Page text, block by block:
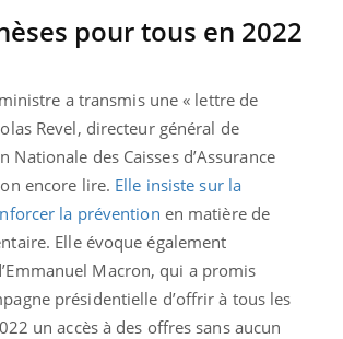
pour tous en 2022
a transmis une « lettre de
Revel, directeur général de
Nationale des Caisses d’Assurance
encore lire. Elle insiste sur la
la prévention en matière de
Elle évoque également
Macron, qui a promis
présidentielle d’offrir à tous les
un accès à des offres sans aucun